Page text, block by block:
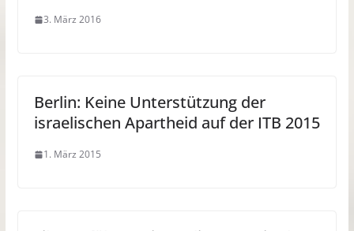
3. März 2016
Berlin: Keine Unterstützung der
israelischen Apartheid auf der ITB 2015
1. März 2015